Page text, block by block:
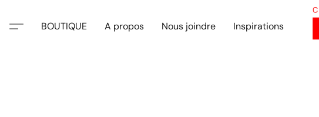
BOUTIQUE A propos Nous joindre Inspirations